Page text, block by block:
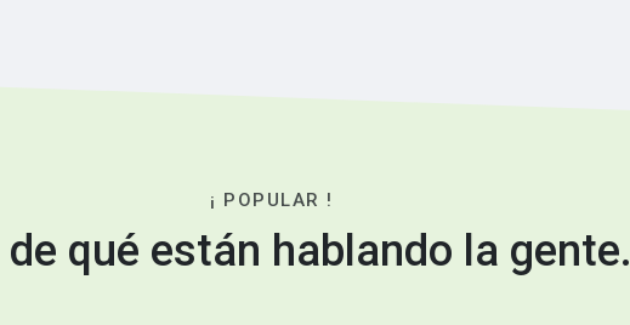
¡ POPULAR !
qué están hablando la gente.